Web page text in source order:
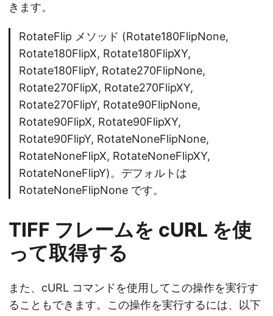
きます。
RotateFlip メソッド (Rotate180FlipNone,
Rotate180FlipX, Rotate180FlipXY,
Rotate180FlipY, Rotate270FlipNone,
Rotate270FlipX, Rotate270FlipXY,
Rotate270FlipY, Rotate90FlipNone,
Rotate90FlipX, Rotate90FlipXY,
Rotate90FlipY, RotateNoneFlipNone,
RotateNoneFlipX, RotateNoneFlipXY,
RotateNoneFlipY)。デフォルトは
RotateNoneFlipNone です。
TIFF フレームを cURL を使
って取得する
また、cURL コマンドを使用してこの操作を実行す
ることもできます。この操作を実行するには、以下